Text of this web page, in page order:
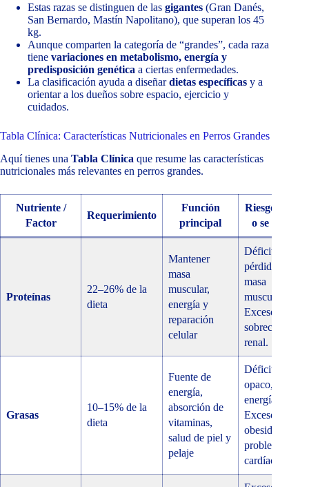
Estas razas se distinguen de las gigantes (Gran Danés,
San Bernardo, Mastín Napolitano), que superan los 45
kg.
Aunque comparten la categoría de “grandes”, cada raza
tiene variaciones en metabolismo, energía y
predisposición genética a ciertas enfermedades.
La clasificación ayuda a diseñardietas específicas y a
orientar a los dueños sobre espacio, ejercicio y
cuidados.
Tabla Clínica: Características Nutricionales en Perros Grandes
Aquí tienes una Tabla Clínica que resume las características
nutricionales más relevantes en perros grandes.
Nutriente /
Factor
Requerimiento
Función
principal
Riesgo si falta
o se excede
Proteínas
22–26% de la
dieta
Mantener
masa
muscular,
energía y
reparación
celular
Déficit:
pérdida de
masa
muscular.
Exceso:
sobrecarga
renal.
Grasas
10–15% de la
dieta
Fuente de
energía,
absorción de
vitaminas,
salud de piel y
pelaje
Déficit: pelaje
opaco, baja
energía.
Exceso:
obesidad,
problemas
cardíacos.